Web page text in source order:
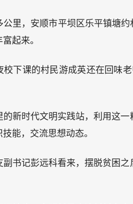
公里，安顺市平坝区乐平镇塘
起来。
校下课的村民游成英还在回味
的新时代文明实践站，利用这
能，交流思想动态。
副书记彭远科看来，摆脱贫困